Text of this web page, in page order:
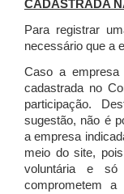
CADASTRADA
Para registrar
necessário que a
Caso a
cadastrada no
participação.
sugestão, não é
a empresa
meio do site,
voluntária e
comprometem a